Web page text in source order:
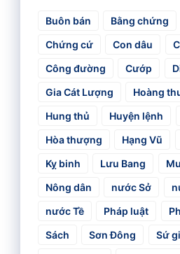
Buôn bán Bằng chứng
Chứng cứ
Con dâu
Công đường
Cướp
Gia Cát Lượng
Hoàng
Hung thủ
Huyện lệnh
Hòa thượng
Hạng Vũ
Kỵ binh
Lưu Bang
Nông dân
nước Sở
nước Tề
Pháp luật
Sách
Sơn Đông Sứ